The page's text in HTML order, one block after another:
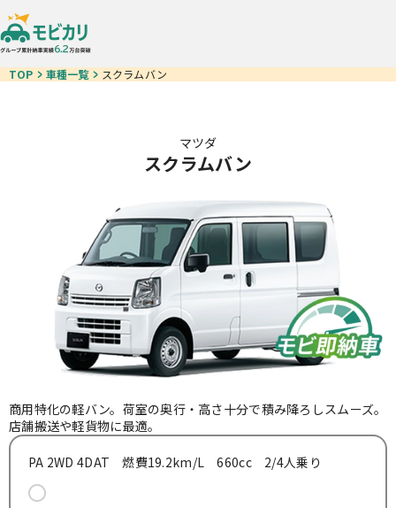
車種一覧
モビ即納車
お得なクルマ一覧
中古車リース
カーリースが初めての方
ご契約の流れ
お知らせ
よくある質問
TOP 車種一覧 スクラムバン
マツダ
スクラムバン
商用特化の軽バン。荷室の奥行・高さ十分で積み降ろしスムーズ。
店舗搬送や軽貨物に最適。
PA 2WD 4DAT 燃費19.2km/L 660cc 2/4人乗り